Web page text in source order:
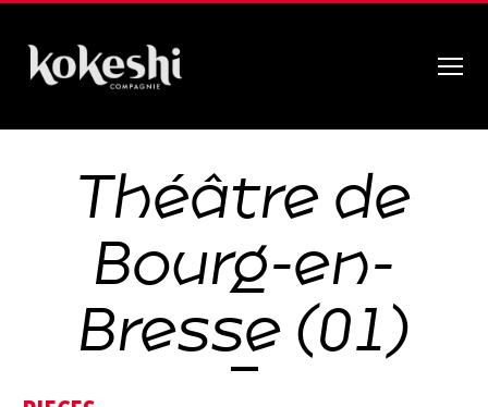
Kokeshi
Théâtre de
Bourg-en-
Bresse (01)